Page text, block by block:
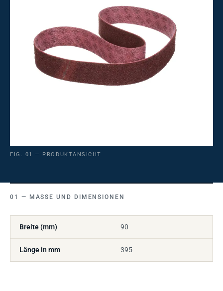
FIG. 01 — PRODUKTANSICHT
MASSE UND DIMENSIONEN
Breite (mm) 90
Länge in mm 395